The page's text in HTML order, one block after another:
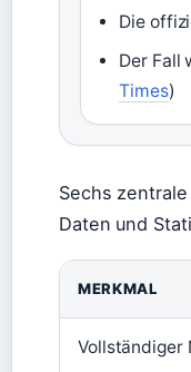
Die
Der Fall
Times)
Sechs
Daten und
MERKMAL
Vollständiger